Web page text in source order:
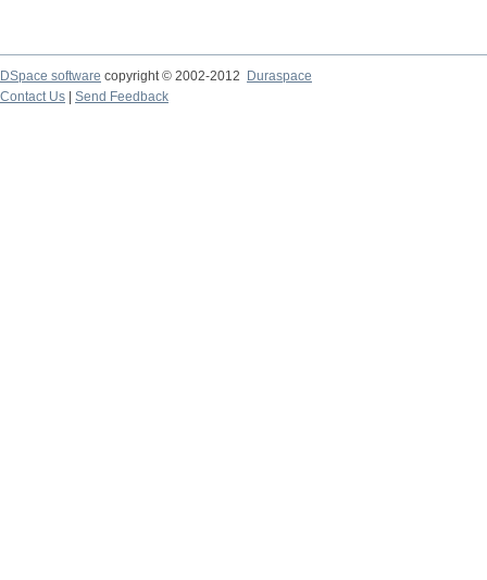
DSpace software copyright © 2002-2012
Duraspace
Contact Us
Send Feedback